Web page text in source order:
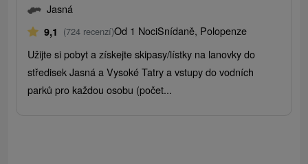
Jasná
9,1 (724 recenzí)Od 1 NociSnídaně, Polopenze
Užijte si pobyt a získejte skipasy/lístky na lanovky do
středisek Jasná a Vysoké Tatry a vstupy do vodních
parků pro každou osobu (počet...